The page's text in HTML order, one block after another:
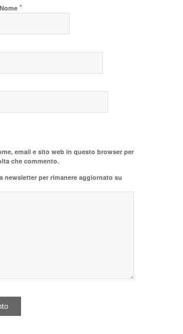
Nome *
email e sito web in questo browser per
che commento.
newsletter per rimanere aggiornato su